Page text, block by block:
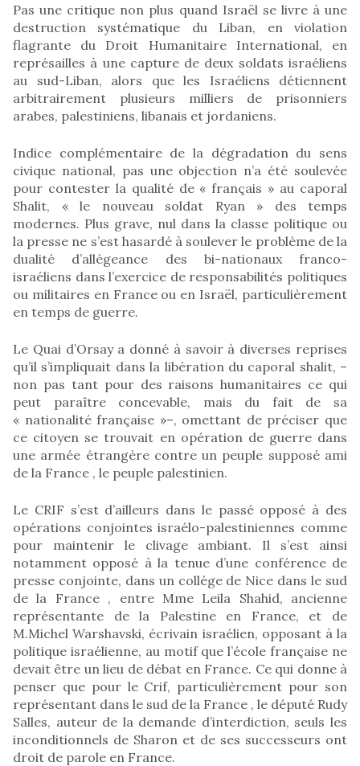
Pas une critique non plus quand Israël se livre à une
destruction systématique du Liban, en violation
flagrante du Droit Humanitaire International, en
représailles à une capture de deux soldats israéliens
au sud-Liban, alors que les Israéliens détiennent
arbitrairement plusieurs milliers de prisonniers
arabes, palestiniens, libanais et jordaniens.
Indice complémentaire de la dégradation du sens
civique national, pas une objection n’a été soulevée
pour contester la qualité de « français » au caporal
Shalit, « le nouveau soldat Ryan » des temps
modernes. Plus grave, nul dans la classe politique ou
la presse ne s’est hasardé à soulever le problème de la
dualité d’allégeance des bi-nationaux franco-
israéliens dans l’exercice de responsabilités politiques
ou militaires en France ou en Israël, particulièrement
en temps de guerre.
Le Quai d’Orsay a donné à savoir à diverses reprises
qu’il s’impliquait dans la libération du caporal shalit, –
non pas tant pour des raisons humanitaires ce qui
peut paraître concevable, mais du fait de sa
« nationalité française »–, omettant de préciser que
ce citoyen se trouvait en opération de guerre dans
une armée étrangère contre un peuple supposé ami
de la France , le peuple palestinien.
Le CRIF s’est d’ailleurs dans le passé opposé à des
opérations conjointes israélo-palestiniennes comme
pour maintenir le clivage ambiant. Il s’est ainsi
notamment opposé à la tenue d’une conférence de
presse conjointe, dans un collége de Nice dans le sud
de la France , entre Mme Leila Shahid, ancienne
représentante de la Palestine en France, et de
M.Michel Warshavski, écrivain israélien, opposant à la
politique israélienne, au motif que l’école française ne
devait être un lieu de débat en France. Ce qui donne à
penser que pour le Crif, particulièrement pour son
représentant dans le sud de la France , le député Rudy
Salles, auteur de la demande d’interdiction, seuls les
inconditionnels de Sharon et de ses successeurs ont
droit de parole en France.